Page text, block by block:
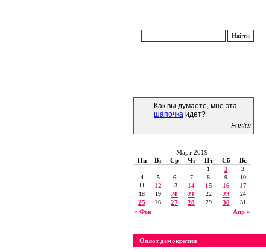
Как вы думаете, мне эта
шапочка идет?
Foster
Март 2019
Пн
Вт Ср Чт Пт Сб Вс
« Фев Апр »
1 2
3
4
5 6 7 8 9
10
11
12 13 14 15 16 17
18 19 20 21 22 23 24
25 26 27 28 29 30 31
Оплот демократии